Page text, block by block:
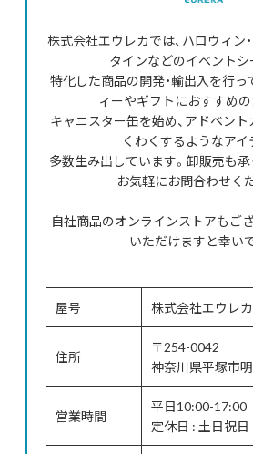
株式会社エウレカでは、ハロウィン
タインなどのイベントシ
特化した商品の開発・輸出入を行っ
ィーやギフトにおすすめの
キャニスター缶を始め、アドベント
くわくするようなアイ
多数生み出しています。卸販売も承
お気軽にお問合わせく
自社商品のオンラインストアもご
いただけますと幸い
屋号 株式会社エウレカ
住所
〒254-0042
神奈川県平塚市
営業時間
平日10:00-17:00
定休日 : 土日祝日